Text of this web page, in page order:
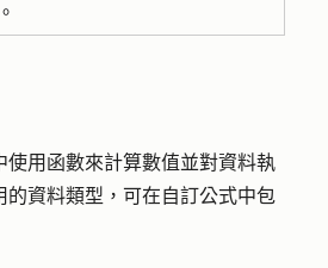
使用函數來計算數值並對資料執
的資料類型，可在自訂公式中包